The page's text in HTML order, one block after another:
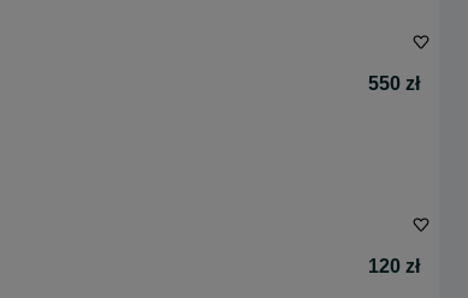
550 zł
120 zł